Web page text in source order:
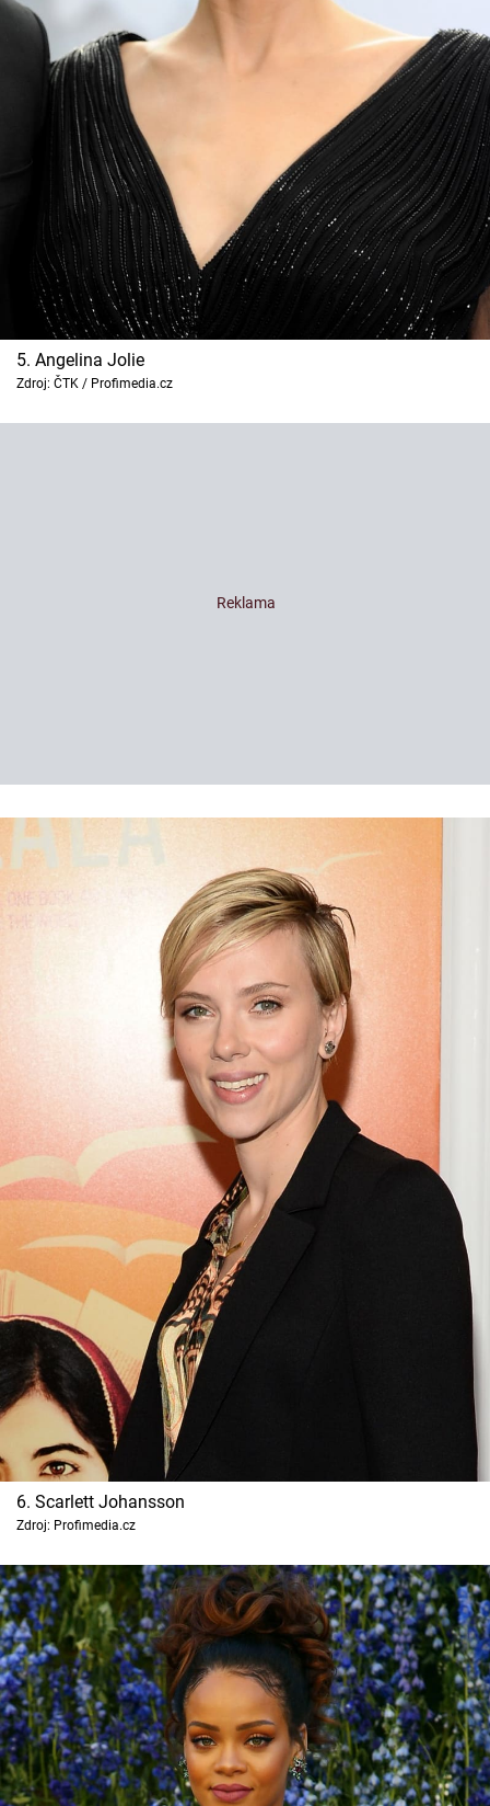
5. Angelina Jolie
Zdroj: ČTK / Profimedia.cz
6. Scarlett Johansson
Zdroj: Profimedia.cz